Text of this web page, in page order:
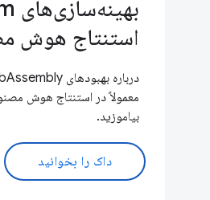
استنتاج هوش
معمولاً در استنتاج هوش
بیاموزید.
داک را بخوانید